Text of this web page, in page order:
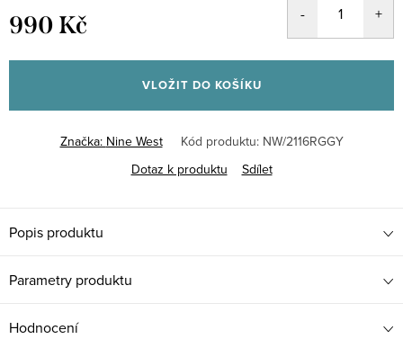
990 Kč
cena:
VLOŽIT DO KOŠÍKU
Značka: Nine West Kód produktu: NW/2116RGGY
Dotaz k produktu
Sdílet
Popis produktu
Parametry produktu
Hodnocení